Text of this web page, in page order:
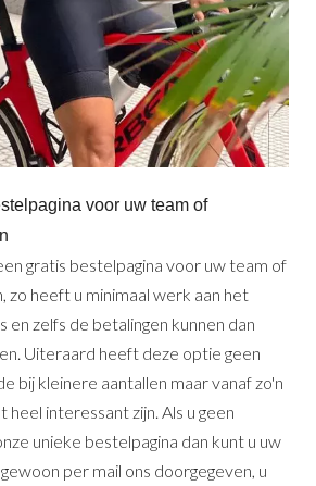
voor uw team of
gratis bestelpagina voor uw team of
zo heeft u minimaal werk aan het
zelfs de betalingen kunnen dan
Uiteraard heeft deze optie geen
bij kleinere aantallen maar vanaf zo'n
heel interessant zijn. Als u geen
unieke bestelpagina dan kunt u uw
per mail ons doorgegeven, u